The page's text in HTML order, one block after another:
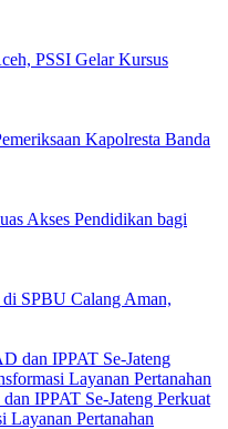
PSSI Gelar Kursus
Kapolresta Banda
Akses Pendidikan bagi
SPBU Calang Aman,
IPPAT Se-Jateng Perkuat
Layanan Pertanahan